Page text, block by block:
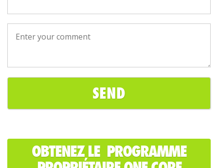
OBTENEZ LE PROGRAMME